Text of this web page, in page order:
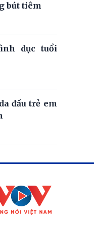
bút tiêm
dục tuổi
đầu trẻ em